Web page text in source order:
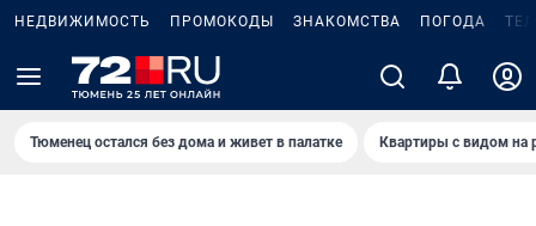
НЕДВИЖИМОСТЬ ПРОМОКОДЫ ЗНАКОМСТВА ПОГОДА
Тюменец остался без дома и живет в палатке Квартиры с видом на